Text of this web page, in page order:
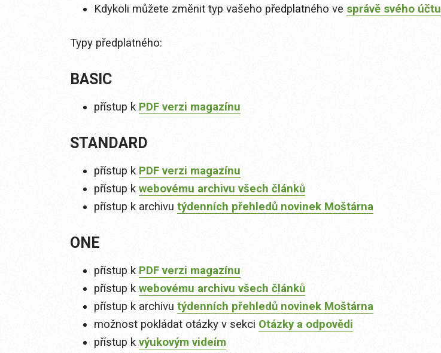
Kdykoli můžete změnit typ vašeho předplatného ve správě svého účtu
Typy předplatného:
BASIC
přístup k PDF verzi magazínu
STANDARD
přístup k PDF verzi magazínu
přístup k webovému archivu všech článků
přístup k archivu týdenních přehledů novinek Moštárna
ONE
přístup k PDF verzi magazínu
přístup k webovému archivu všech článků
přístup k archivu týdenních přehledů novinek Moštárna
možnost pokládat otázky v sekci Otázky a odpovědi
přístup k výukovým videím